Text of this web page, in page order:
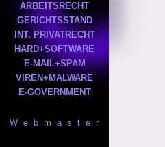
ARBEITSRECHT
GERICHTSSTAND
INT. PRIVATRECHT
HARD+SOFTWARE
E-MAIL+SPAM
VIREN+MALWARE
E-GOVERNMENT
W e b m a s t e r